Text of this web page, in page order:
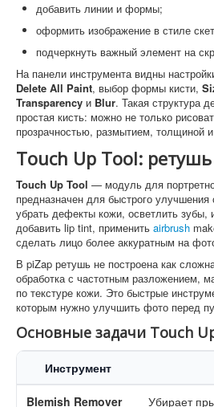
добавить линии и формы;
оформить изображение в стиле
подчеркнуть важный элемент на
На панели инструмента видны
Delete All Paint, выбор формы кисти,
Transparency и Blur. Такая структура
простая кисть: можно не только
прозрачностью, размытием, толщиной
Touch Up Tool:
Touch Up Tool — модуль для
предназначен для быстрого
убрать дефекты кожи, осветлить зубы,
добавить lip tint, применить airbrush
сделать лицо более аккуратным на
В piZap ретушь не построена как
обработка с частотным разложением,
по текстуре кожи. Это быстрые
которым нужно улучшить фото перед
Основные задачи Touch
Инструмент
Blemish Remover Убирает